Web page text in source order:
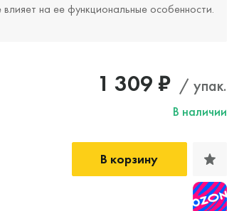
на ее функциональные особенности.
1 309 ₽ / упак.
В наличии
В корзину